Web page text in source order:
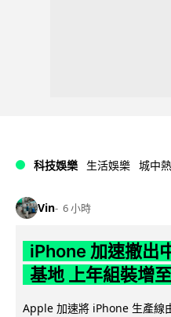
科技娛樂 生活娛樂 城中
Vin 6 小時
iPhone 加速撤出
基地 上年組裝增
Apple 加速將 iPhone 生產線